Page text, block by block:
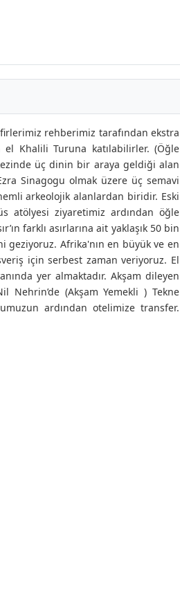
rehberimiz tarafından ekstra
Khalili Turuna katılabilirler. (Öğle
üç dinin bir araya geldiği alan
Sinagogu olmak üzere üç semavi
arkeolojik alanlardan biridir. Eski
atölyesi ziyaretimiz ardından öğle
farklı asırlarına ait yaklaşık 50 bin
geziyoruz. Afrika'nın en büyük ve en
için serbest zaman veriyoruz. El
yer almaktadır. Akşam dileyen
Nehrin’de (Akşam Yemekli ) Tekne
ardından otelimize transfer.